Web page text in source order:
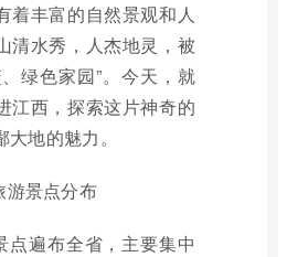
着丰富的自然景观和人
清水秀，人杰地灵，被
绿色家园”。今天，就
江西，探索这片神奇的
地的魅力。
游景点分布
点遍布全省，主要集中